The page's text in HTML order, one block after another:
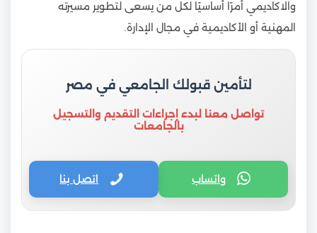
والاكاديمي أمرًا أساسيًا لكل من يسعى لتطوير مسيرته
المهنية أو الأكاديمية في مجال الإدارة.
لتأمين قبولك الجامعي في مصر
تواصل معنا لبدء إجراءات التقديم والتسجيل
بالجامعات
واتساب اتصل بنا